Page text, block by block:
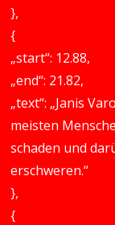
},
{
„start“: 12.88,
„end“: 21.82,
„text“: „Janis
meisten
schaden und
erschweren.“
},
{